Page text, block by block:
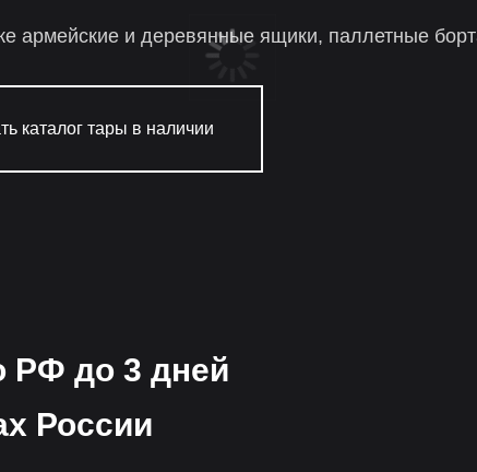
армейские и деревянные ящики, паллетные
каталог тары в наличии
России
РФ до 3 дней